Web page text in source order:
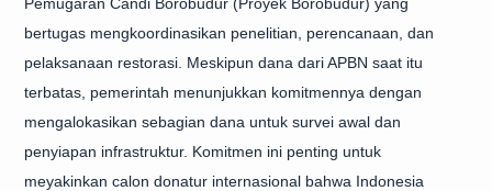
bertugas mengkoordinasikan penelitian, perencanaan, dan
pelaksanaan restorasi. Meskipun dana dari APBN saat itu
terbatas, pemerintah menunjukkan komitmennya dengan
mengalokasikan sebagian dana untuk survei awal dan
penyiapan infrastruktur. Komitmen ini penting untuk
meyakinkan calon donatur internasional bahwa Indonesia